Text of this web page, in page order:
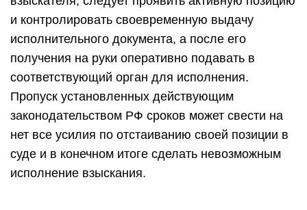
и контролировать своевременную выдачу
исполнительного документа, а после его
получения на руки оперативно подавать в
соответствующий орган для исполнения.
Пропуск установленных действующим
законодательством РФ сроков может свести на
нет все усилия по отстаиванию своей позиции в
суде и в конечном итоге сделать невозможным
исполнение взыскания.